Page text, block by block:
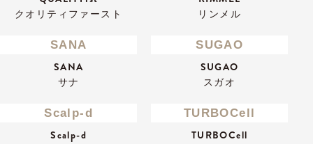
クオリティファースト リンメル
SANA
SANA
サナ
SUGAO
SUGAO
スガオ
Scalp-d
Scalp-d
TURBOCell
TURBOCell